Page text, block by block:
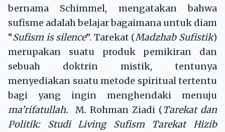
bernama Schimmel, mengatakan bahwa
sufisme adalah belajar bagaimana untuk diam
“Sufism is silence”. Tarekat (Madzhab Sufistik)
merupakan suatu produk pemikiran dan
sebuah doktrin mistik, tentunya
menyediakan suatu metode spiritual tertentu
bagi yang ingin menghendaki menuju
ma’rifatullah.
M. Rohman Ziadi (Tarekat dan
Politik: Studi Living Sufism Tarekat Hizib